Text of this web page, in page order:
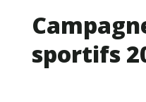
sportifs